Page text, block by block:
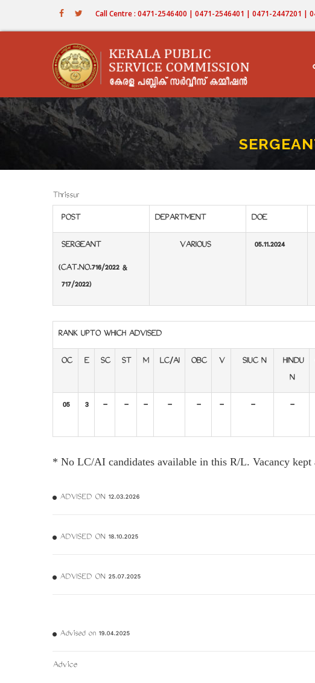
Call Centre : 0471-2546400 | 0471-2546401 | 0471-2447201 |
Thrissur
POST
DEPARTMENT DOE
SERGEANT
(CAT.NO.716/2022 &
717/2022)
VARIOUS 05.11.2024
RANK UPTO WHICH ADVISED
OC E SC ST M LC/AI OBC V SIUC N
HINDU
N
05 3 - - - - - - - -
* No LC/AI candidates available in this R/L. Vacancy
ADVISED ON 12.03.2026
ADVISED ON 18.10.2025
ADVISED ON 25.07.2025
Advised on 19.04.2025
Advice